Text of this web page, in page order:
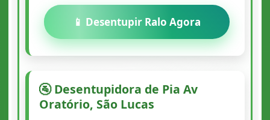
📱 Desentupir Ralo Agora
🚰 Desentupidora de Pia Av
Oratório, São Lucas